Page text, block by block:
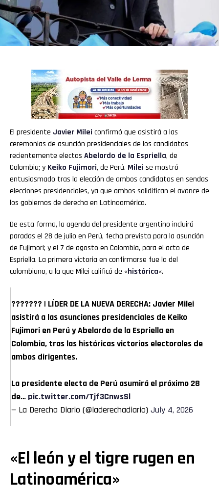
El presidente Javier Milei confirmó que asistirá a las
ceremonias de asunción presidenciales de los candidatos
recientemente electos Abelardo de la Espriella, de
Colombia; y Keiko Fujimori, de Perú. Milei se mostró
entusiasmado tras la elección de ambos candidatos en sendas
elecciones presidenciales, ya que ambos solidifican el avance de
los gobiernos de derecha en Latinoamérica.
De esta forma, la agenda del presidente argentino incluirá
paradas el 28 de julio en Perú, fecha prevista para la asunción
de Fujimori; y el 7 de agosto en Colombia, para el acto de
Espriella. La primera victoria en confirmarse fue la del
colombiano, a la que Milei calificó de «histórica«.
??????? | LÍDER DE LA NUEVA DERECHA: Javier Milei
asistirá a las asunciones presidenciales de Keiko
Fujimori en Perú y Abelardo de la Espriella en
Colombia, tras las históricas victorias electorales de
ambos dirigentes.
La presidente electa de Perú asumirá el próximo 28
de… pic.twitter.com/Tjf3CnwsSl
— La Derecha Diario (@laderechadiario) July 4, 2026
«El león y el tigre rugen en
Latinoamérica»